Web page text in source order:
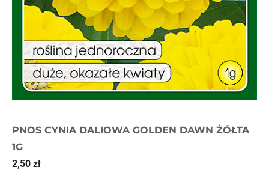
PNOS CYNIA DALIOWA GOLDEN DAWN ŻÓŁTA
1G
2,50 zł